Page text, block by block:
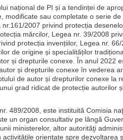
național de PI și a tendinței de
modificate sau completate o serie
2007 privind protecția
mărcilor, Legea nr. 39/2008
protecția invențiilor, Legea nr.
de origine și specialităților
și drepturile conexe. În anul 2022
și drepturile conexe în vederea
de autor și drepturilor conexe la
grad ridicat de protecție autorilor
489/2008, este instituită Comisia
un organ consultativ pe lângă
ministerelor, altor autorităţi
orientate spre dezvoltarea